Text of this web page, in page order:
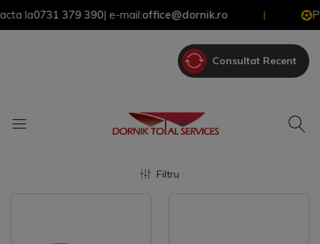
la0731 379 390 | e-mail:office@dornik.ro
Consultat Recent
Filtru